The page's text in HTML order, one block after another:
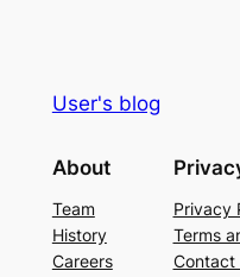
User's blog
About
Team
History
Careers
Privacy
Terms
Contact